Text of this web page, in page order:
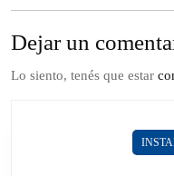
Dejar un
Lo siento, tenés que estar